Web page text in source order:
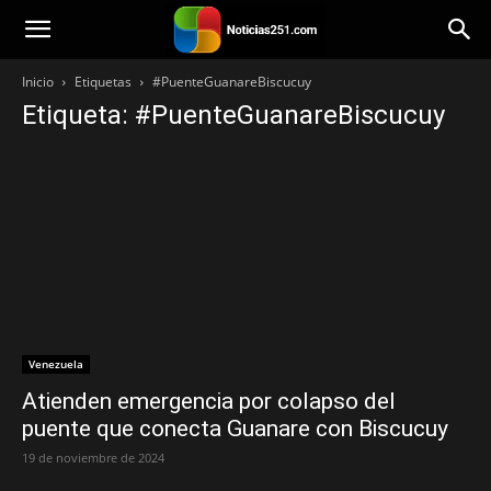
Noticias251
Inicio Etiquetas #PuenteGuanareBiscucuy
Etiqueta: #PuenteGuanareBiscucuy
Venezuela
Atienden emergencia por colapso del
puente que conecta Guanare con Biscucuy
19 de noviembre de 2024